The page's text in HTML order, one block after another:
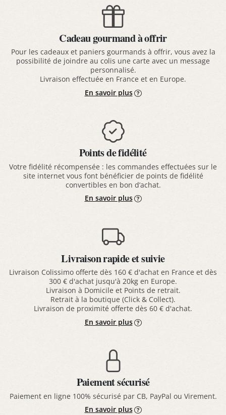
Cadeau gourmand à offrir
Pour les cadeaux et paniers gourmands à offrir, vous avez la
possibilité de joindre au colis une carte avec un message
personnalisé.
Livraison effectuée en France et en Europe.
En savoir plus
Points de fidélité
Votre fidélité récompensée : les commandes effectuées sur le
site internet vous font bénéficier de points de fidélité
convertibles en bon d’achat.
En savoir plus
Livraison rapide et suivie
Livraison Colissimo offerte dès 160 € d'achat en France et dès
300 € d'achat jusqu'à 20kg en Europe.
Livraison à Domicile et Points de retrait.
Retrait à la boutique (Click & Collect).
Livraison de proximité offerte dès 60 € d'achat.
En savoir plus
Paiement sécurisé
Paiement en ligne 100% sécurisé par CB, PayPal ou Virement.
En savoir plus